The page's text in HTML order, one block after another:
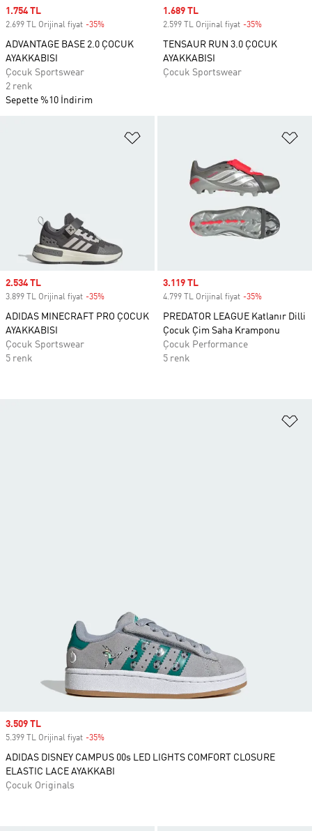
Sale price
1.754 TL
2.699 TL Orijinal fiyat -35%
ADVANTAGE BASE 2.0 ÇOCUK
AYAKKABISI
Çocuk Sportswear
2 renk
Sepette %10 İndirim
Sale price
1.689 TL
2.599 TL Orijinal fiyat -35%
TENSAUR RUN 3.0 ÇOCUK
AYAKKABISI
Çocuk Sportswear
Sale price
2.534 TL
3.899 TL Orijinal fiyat -35%
ADIDAS MINECRAFT PRO ÇOCUK
AYAKKABISI
Çocuk Sportswear
5 renk
Sale price
3.119 TL
4.799 TL Orijinal fiyat -35%
PREDATOR LEAGUE Katlanır Dilli
Çocuk Çim Saha Kramponu
Çocuk Performance
5 renk
Sale price
3.509 TL
5.399 TL Orijinal fiyat -35%
ADIDAS DISNEY CAMPUS 00s LED LIGHTS COMFORT CLOSURE
ELASTIC LACE AYAKKABI
Çocuk Originals